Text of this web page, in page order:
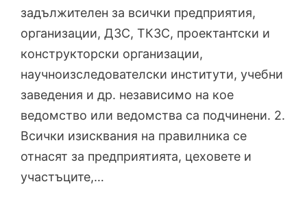
задължителен за всички предприятия,
организации, ДЗС, ТКЗС, проектантски и
конструкторски организации,
научноизследователски институти, учебни
заведения и др. независимо на кое
ведомство или ведомства са подчинени. 2.
Всички изисквания на правилника се
отнасят за предприятията, цеховете и
участъците,…